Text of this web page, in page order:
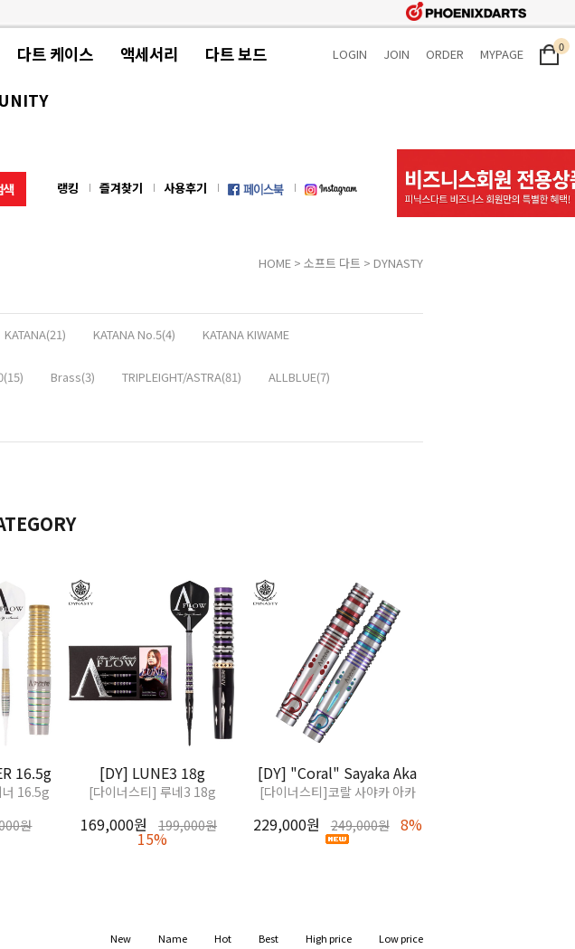
다트 케이스 액세서리 다트 보드 LOGIN JOIN ORDER MYPAGE 0
랭킹 즐겨찾기 사용후기
HOME > 소프트 다트 > DYNASTY
KATANA(21) KATANA No.5(4) KATANA KIWAME
Brass(3) TRIPLEIGHT/ASTRA(81) ALLBLUE(7)
16.5g
16.5g
원
[DY] LUNE3 18g
[다이너스티] 루네3 18g
169,000원 199,000원
15%
[DY] "Coral" Sayaka Aka
[다이너스티]코랄 사야카 아카
229,000원 249,000원 8%
New Name Hot Best High price Low price